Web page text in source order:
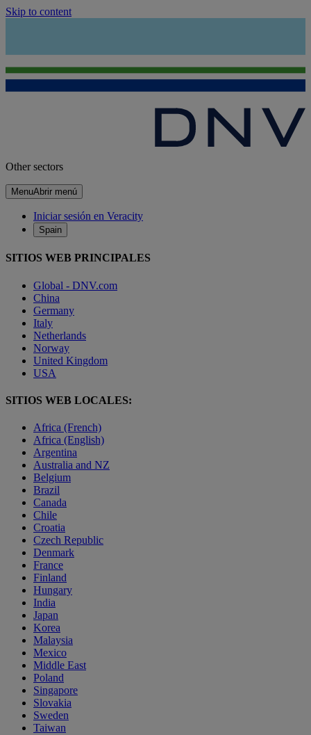
Skip to content
Other sectors
MenuAbrir menú
Iniciar sesión en Veracity
Spain
SITIOS WEB PRINCIPALES
Global - DNV.com
China
Germany
Italy
Netherlands
Norway
United Kingdom
USA
SITIOS WEB LOCALES:
Africa (French)
Africa (English)
Argentina
Australia and NZ
Belgium
Brazil
Canada
Chile
Croatia
Czech Republic
Denmark
France
Finland
Hungary
India
Japan
Korea
Malaysia
Mexico
Middle East
Poland
Singapore
Slovakia
Sweden
Taiwan